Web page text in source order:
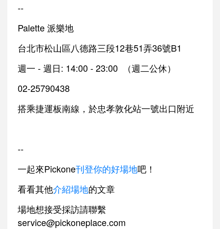
--
Palette 派樂地
台北市松山區八德路三段12巷51弄36號B1
週一 - 週日: 14:00 - 23:00 （週二公休）
02-25790438
搭乘捷運板南線，於忠孝敦化站一號出口附近
--
一起來Pickone刊登你的好場地吧！
看看其他介紹場地的文章
場地想接受採訪請聯繫
service@pickoneplace.com